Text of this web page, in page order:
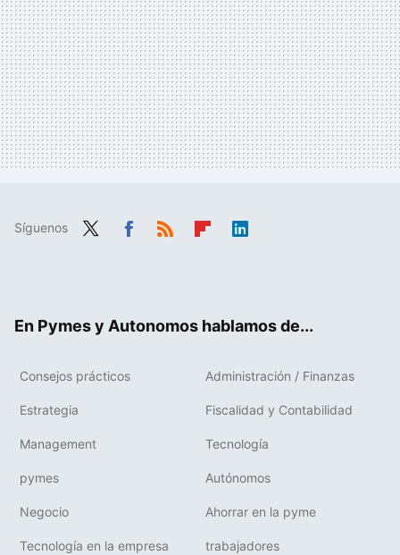
Síguenos
En Pymes y Autonomos hablamos de...
Consejos prácticos Administración / Finanzas
Estrategia Fiscalidad y Contabilidad
Management Tecnología
pymes Autónomos
Negocio Ahorrar en la pyme
Tecnología en la empresa trabajadores